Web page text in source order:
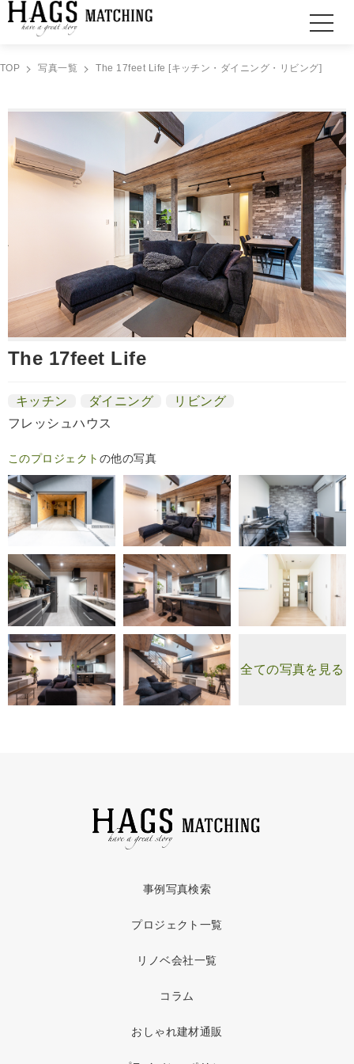
TOP 写真一覧 The 17feet Life [キッチン・ダイニング・リビング]
The 17feet Life
キッチン ダイニング
リビング
フレッシュハウス
このプロジェクト の他の写真
全ての写真を見る
事例写真検索
プロジェクト一覧
リノベ会社一覧
コラム
おしゃれ建材通販